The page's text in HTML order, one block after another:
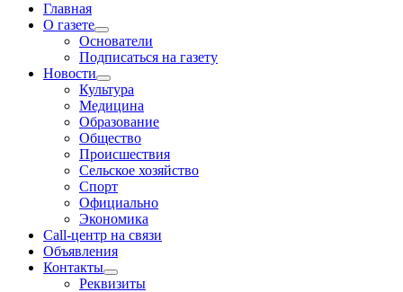
Главная
О газете
Основатели
Подписаться на газету
Новости
Культура
Медицина
Образование
Общество
Происшествия
Сельское хозяйство
Спорт
Официально
Экономика
Call-центр на связи
Объявления
Контакты
Реквизиты